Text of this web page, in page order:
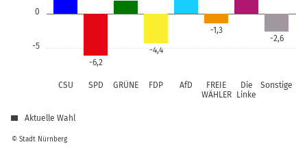
-5
0
CSU SPD GRÜNE FDP AfD
FREIE
WÄHLER
Die
Linke
Sonstige
-6,2
-4,4
-1,3
-2,6
© Stadt Nürnberg
Aktuelle Wahl